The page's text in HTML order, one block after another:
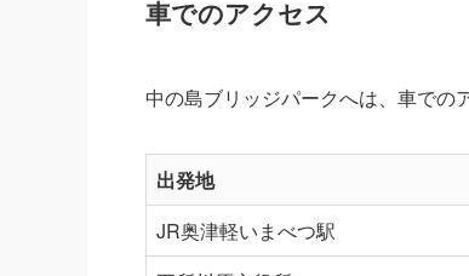
車でのアクセス
中の島ブリッジパークへは、車での
出発地
JR奥津軽いまべつ駅